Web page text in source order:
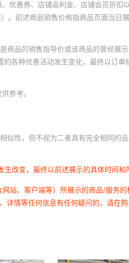
优惠券、店铺返利金、店铺会员折
前述商品销售价格指商品页面当日
品的销售指导价或该商品的曾经展
各种优惠活动发生变化，最终以订单
参考。
性，但不视为二者具有完全相同的品
改变，最终以前述展示的具体时间和
站、客户端等）所展示的商品/服务
情等任何信息有任何疑问的，请在